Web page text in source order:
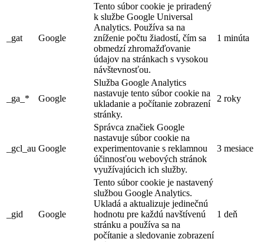
_gat Google
Tento súbor cookie je priradený
k službe Google Universal
Analytics. Používa sa na
zníženie počtu žiadostí, čím sa
obmedzí zhromažďovanie
údajov na stránkach s vysokou
návštevnosťou.
1 minúta
_ga_* Google
Služba Google Analytics
nastavuje tento súbor cookie na
ukladanie a počítanie zobrazení
stránky.
2 roky
_gcl_au Google
Správca značiek Google
nastavuje súbor cookie na
experimentovanie s reklamnou
účinnosťou webových stránok
využívajúcich ich služby.
3 mesiace
_gid Google
Tento súbor cookie je nastavený
službou Google Analytics.
Ukladá a aktualizuje jedinečnú
hodnotu pre každú navštívenú
stránku a používa sa na
počítanie a sledovanie zobrazení
1 deň